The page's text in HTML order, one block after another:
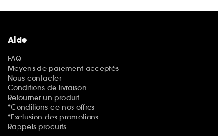
Aide
FAQ
Moyens de paiement acceptés
Nous contacter
Conditions de livraison
Retourner un produit
*Conditions de nos offres
*Exclusion des promotions
Rappels produits